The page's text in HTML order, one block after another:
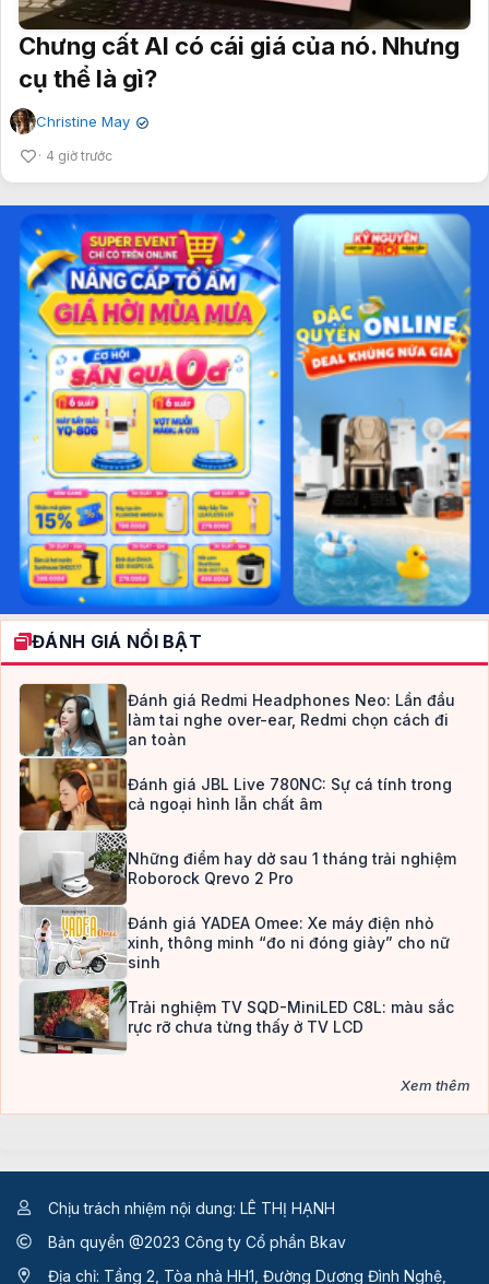
Chưng cất AI có cái giá của nó. Nhưng
cụ thể là gì?
Christine May ✔
4 giờ trước
ĐÁNH GIÁ NỔI BẬT
Đánh giá Redmi Headphones Neo: Lần đầu
làm tai nghe over-ear, Redmi chọn cách đi
an toàn
Đánh giá JBL Live 780NC: Sự cá tính trong
cả ngoại hình lẫn chất âm
Những điểm hay dở sau 1 tháng trải nghiệm
Roborock Qrevo 2 Pro
Đánh giá YADEA Omee: Xe máy điện nhỏ
xinh, thông minh “đo ni đóng giày” cho nữ
sinh
Trải nghiệm TV SQD-MiniLED C8L: màu sắc
rực rỡ chưa từng thấy ở TV LCD
Xem thêm
Chịu trách nhiệm nội dung: LÊ THỊ HẠNH
Bản quyền @2023 Công ty Cổ phần Bkav
Địa chỉ: Tầng 2, Tòa nhà HH1, Đường Dương Đình Nghệ,